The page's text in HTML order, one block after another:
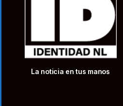
La noticia en tus manos